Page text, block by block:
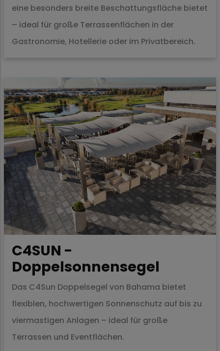
eine besonders breite Beschattungsfläche bietet
– ideal für große Terrassenflächen in der
Gastronomie, Hotellerie oder im Privatbereich.
C4SUN -
Doppelsonnensegel
Das C4Sun Doppelsegel von Bahama bietet
flexiblen, hochwertigen Sonnenschutz auf bis zu
viermastigen Anlagen – ideal für große
Terrassen und Eventflächen.